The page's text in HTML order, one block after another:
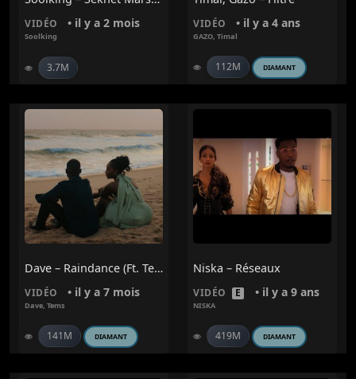
VIDÉO • il y a 2 mois
Soolking
3.7M
VIDÉO • il y a 4 ans
GAZO, Timal
112M DIAMANT
Dave – Raindance (ft. Tems)
VIDÉO • il y a 7 mois
Dave, Tems
141M DIAMANT
Niska – Réseaux
VIDÉO E • il y a 9 ans
NISKA
419M DIAMANT